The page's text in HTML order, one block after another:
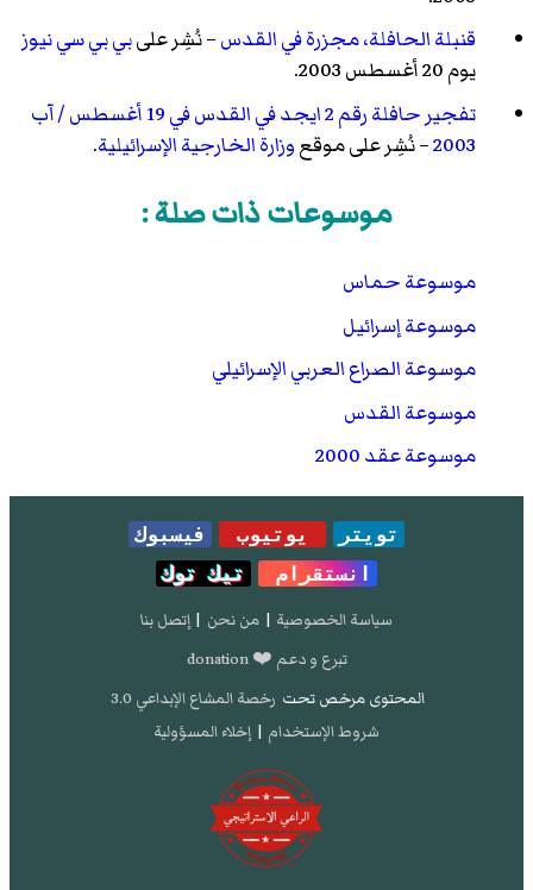
قنبلة الحافلة، مجزرة في القدس– نُشِر علىبي بي سي نيوز
يوم 20 أغسطس 2003.
تفجير حافلة رقم 2 ايجد في القدس في 19 أغسطس / آب
2003– نُشِر على موقعوزارة الخارجية الإسرائيلية.
موسوعات ذات صلة :
موسوعة حماس
موسوعة إسرائيل
موسوعة الصراع العربي الإسرائيلي
موسوعة القدس
موسوعة عقد 2000
تويتر يوتيوب
فيسبوك
انستقرام
تيك توك
سياسة الخصوصية | من نحن | إتصل بنا
تبرع و دعم ❤️ donation
المحتوى مرخص تحت رخصة المشاع الإبداعي 3.0
شروط الإستخدام | إخلاء المسؤولية